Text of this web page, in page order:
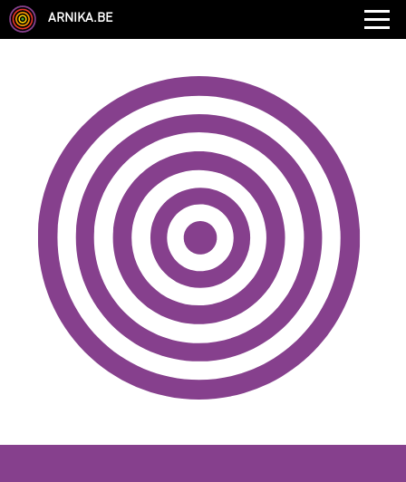
ARNIKA.BE
AUTRE COMPÉTENCE TYPE
LANGUES PARLÉES ÉCOLE
CHEVEUX TAILLE
CORPULENCE ANNÉE DE NAISSANCE
ANNULER LES FILTRES